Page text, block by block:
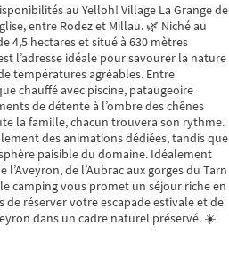
au Yelloh! Village La Grange de
entre Rodez et Millau. 🌿 Niché au
4,5 hectares et situé à 630 mètres
l’adresse idéale pour savourer la nature
températures agréables. Entre
chauffé avec piscine, pataugeoire
de détente à l’ombre des chênes
la famille, chacun trouvera son rythme.
des animations dédiées, tandis que
paisible du domaine. Idéalement
de l’Aubrac aux gorges du Tarn
camping vous promet un séjour riche en
réserver votre escapade estivale et de
dans un cadre naturel préservé. ☀️